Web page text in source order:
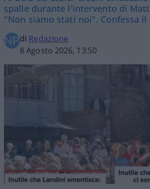
spalle durante l'intervento di
"Non siamo stati noi". Confessa il
di Redazione
8 Agosto 2026, 13:50